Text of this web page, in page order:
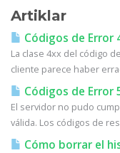
Artiklar
Códigos de Error
La clase 4xx del código
cliente parece haber
Códigos de Error
El servidor no pudo
válida. Los códigos de
Cómo borrar el